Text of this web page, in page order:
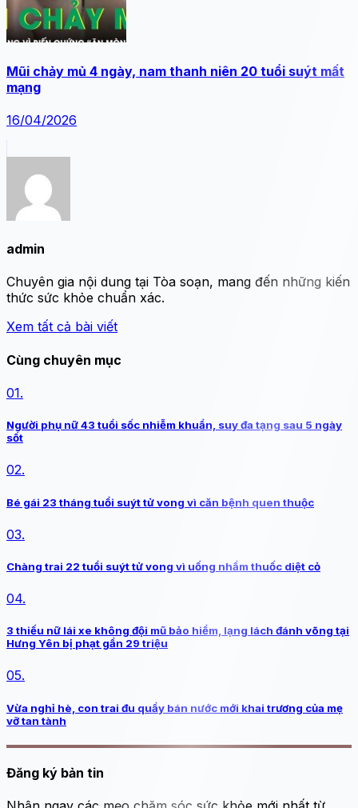
Mũi chảy mủ 4 ngày, nam thanh niên 20 tuổi suýt mất
mạng
16/04/2026
admin
Chuyên gia nội dung tại Tòa soạn, mang đến những kiến
thức sức khỏe chuẩn xác.
Xem tất cả bài viết
Cùng chuyên mục
01.
Người phụ nữ 43 tuổi sốc nhiễm khuẩn, suy đa tạng sau 5 ngày
sốt
02.
Bé gái 23 tháng tuổi suýt tử vong vì căn bệnh quen thuộc
03.
Chàng trai 22 tuổi suýt tử vong vì uống nhầm thuốc diệt cỏ
04.
3 thiếu nữ lái xe không đội mũ bảo hiểm, lạng lách đánh võng tại
Hưng Yên bị phạt gần 29 triệu
05.
Vừa nghỉ hè, con trai đu quầy bán nước mới khai trương của mẹ
vỡ tan tành
Đăng ký bản tin